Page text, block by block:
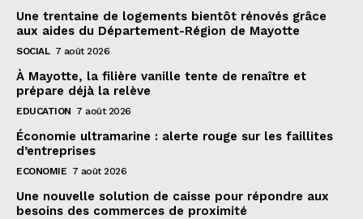
Une trentaine de logements bientôt rénovés grâce
aux aides du Département-Région de Mayotte
SOCIAL 7 août 2026
À Mayotte, la filière vanille tente de renaître et
prépare déjà la relève
EDUCATION 7 août 2026
Économie ultramarine : alerte rouge sur les faillites
d’entreprises
ECONOMIE 7 août 2026
Une nouvelle solution de caisse pour répondre aux
besoins des commerces de proximité